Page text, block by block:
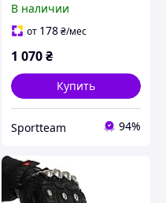
(M-XXL, черный)
В наличии
от 178₴/мес
1 070₴
Купить
Sportteam 94%